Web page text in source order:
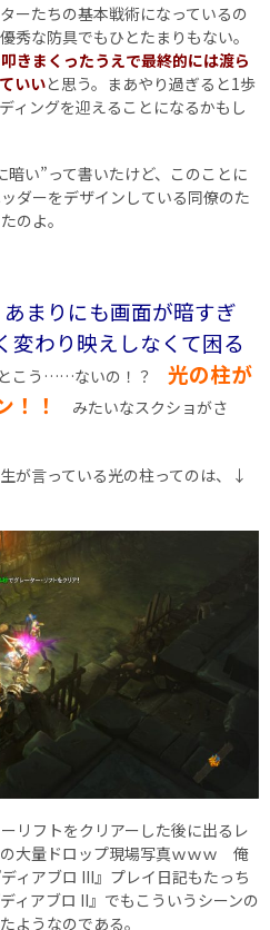
ーたちの基本戦術になっているの
秀な防具でもひとたまりもない。
きまくったうえで最終的には渡ら
いいと思う。まあやり過ぎると1歩
ィングを迎えることになるかもし
い”って書いたけど、このことに
ダーをデザインしている同僚のた
のよ。
あまりにも画面が暗すぎ
変わり映えしなくて困る
こう……ないの！？ 光の柱が
！！
みたいなスクショがさ
が言っている光の柱ってのは、↓
リフトをクリアーした後に出るレ
大量ドロップ現場写真ｗｗｗ 俺
ィアブロ III』プレイ日記もたっち
ィアブロ II』でもこういうシーンの
ようなのである。